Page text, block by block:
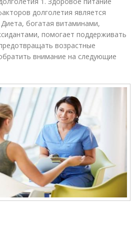
долголетия является
богатая витаминами,
помогает поддерживать
возрастные
внимание на следующие